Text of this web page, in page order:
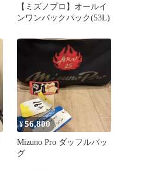
【ミズノプロ】オールイ
ンワンバックパック(53L)
¥56,800
Mizuno Pro ダッフルバッ
グ